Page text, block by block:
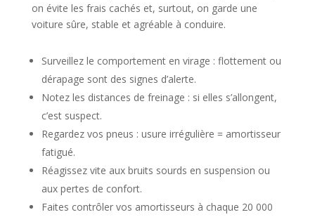
on évite les frais cachés et, surtout, on garde une
voiture sûre, stable et agréable à conduire.
Surveillez le comportement en virage : flottement ou
dérapage sont des signes d’alerte.
Notez les distances de freinage : si elles s’allongent,
c’est suspect.
Regardez vos pneus : usure irrégulière = amortisseur
fatigué.
Réagissez vite aux bruits sourds en suspension ou
aux pertes de confort.
Faites contrôler vos amortisseurs à chaque 20 000